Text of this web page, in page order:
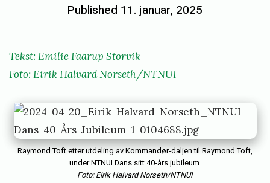
Posted
Published 11. januar, 2025
l
e
Tekst: Emilie Faarup Storvik
Foto: Eirik Halvard Norseth/NTNUI
Raymond Toft etter utdeling av Kommandør-daljen til Raymond Toft,
under NTNUI Dans sitt 40-års jubileum.
Foto: Eirik Halvard Norseth/NTNUI